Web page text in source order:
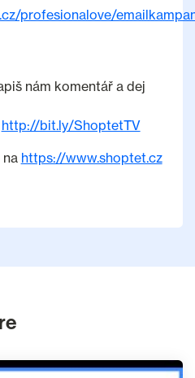
profesionalove/
nám komentář a dej
http://bit.ly/ShoptetTV
https://www.shoptet.cz